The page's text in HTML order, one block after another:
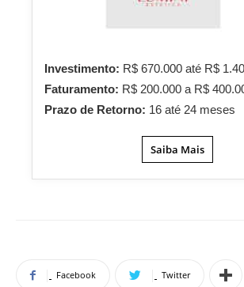
Investimento: R$ 670.000 até R$
Faturamento: R$ 200.000 a R$
Prazo de Retorno: 16 até 24 meses
Saiba Mais
Facebook Twitter